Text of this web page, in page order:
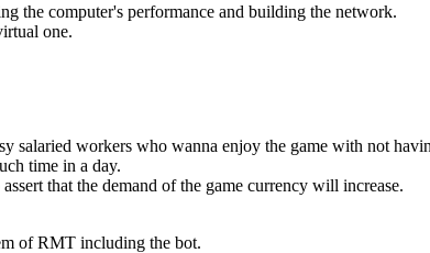
the computer's performance and building the network.
one.
salaried workers who wanna enjoy the game with not
time in a day.
that the demand of the game currency will increase.
of RMT including the bot.